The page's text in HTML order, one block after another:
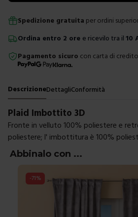
Spedizione gratuita per ordini
Ordina entro 2 ore e ricevilo tra il 10
Pagamento sicuro con carta di
DescrizioneDettagliConformità
Plaid Imbottito 3D
Fronte in velluto 100% poliestere e
poliestere; l' imbottitura è 100%
Abbinalo con ...
%